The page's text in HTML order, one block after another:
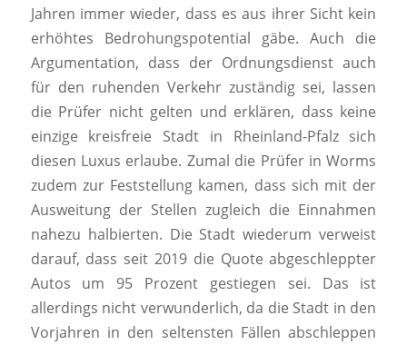
Jahren immer wieder, dass es aus ihrer Sicht kein
erhöhtes Bedrohungspotential gäbe. Auch die
Argumentation, dass der Ordnungsdienst auch
für den ruhenden Verkehr zuständig sei, lassen
die Prüfer nicht gelten und erklären, dass keine
einzige kreisfreie Stadt in Rheinland-Pfalz sich
diesen Luxus erlaube. Zumal die Prüfer in Worms
zudem zur Feststellung kamen, dass sich mit der
Ausweitung der Stellen zugleich die Einnahmen
nahezu halbierten. Die Stadt wiederum verweist
darauf, dass seit 2019 die Quote abgeschleppter
Autos um 95 Prozent gestiegen sei. Das ist
allerdings nicht verwunderlich, da die Stadt in den
Vorjahren in den seltensten Fällen abschleppen